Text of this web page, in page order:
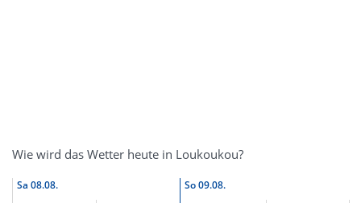
Wie wird das Wetter heute in Loukoukou?
Sa 08.08. So09.08.